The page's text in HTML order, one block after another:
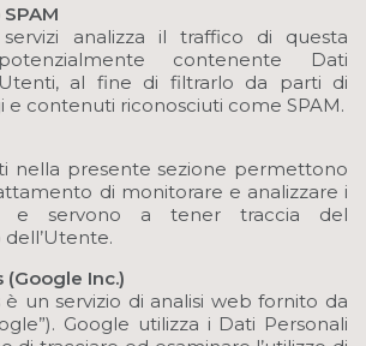
analizza il traffico di questa
contenente Dati
al fine di filtrarlo da parti di
e contenuti riconosciuti come SPAM.
nella presente sezione permettono
di monitorare e analizzare i
e servono a tener traccia del
Inc.)
è un servizio di analisi web fornito da
Google utilizza i Dati Personali